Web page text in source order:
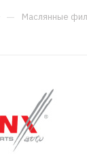
— Маслянные